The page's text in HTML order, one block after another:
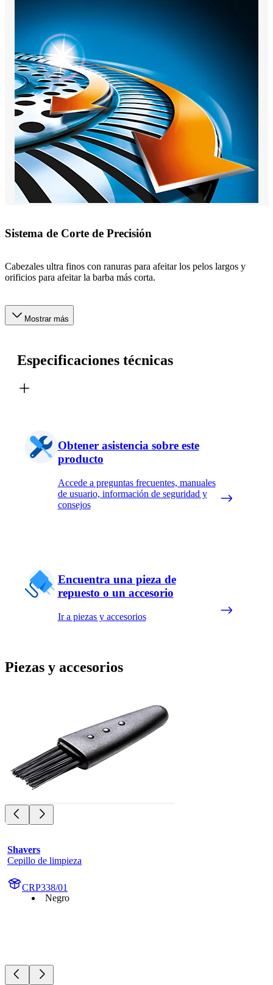
Sistema de Corte de Precisión
Cabezales ultra finos con ranuras para afeitar los pelos largos y
orificios para afeitar la barba más corta.
Mostrar más
Especificaciones técnicas
Obtener asistencia sobre este
producto
Accede a preguntas frecuentes, manuales
de usuario, información de seguridad y
consejos
Encuentra una pieza de
repuesto o un accesorio
Ir a piezas y accesorios
Piezas y accesorios
Shavers
Cepillo de limpieza
CRP338/01
Negro